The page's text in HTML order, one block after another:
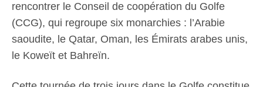
rencontrer le Conseil de coopération du Golfe
(CCG), qui regroupe six monarchies : l’Arabie
saoudite, le Qatar, Oman, les Émirats arabes unis,
le Koweït et Bahreïn.